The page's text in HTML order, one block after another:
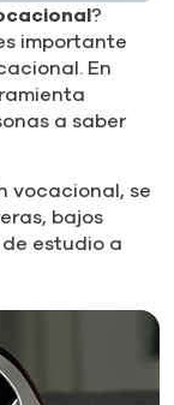
?
importante
En
a saber
vocacional, se
bajos
estudio a